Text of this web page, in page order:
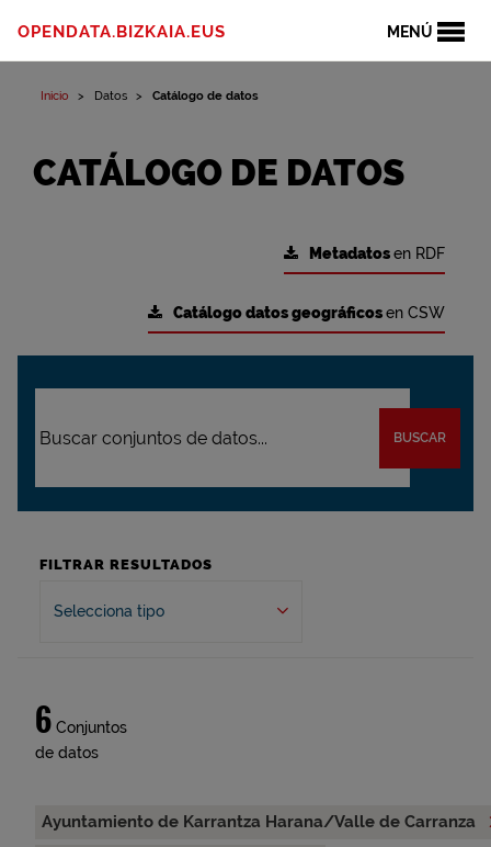
MENÚ
OPENDATA.BIZKAIA.EUS
Inicio Datos Catálogo de datos
CATÁLOGO DE DATOS
Metadatosen RDF
Catálogo datos geográficosen CSW
BUSCAR
FILTRAR RESULTADOS
Selecciona tipo
6 Conjuntos
de datos
Ayuntamiento de Karrantza Harana/Valle de Carranza